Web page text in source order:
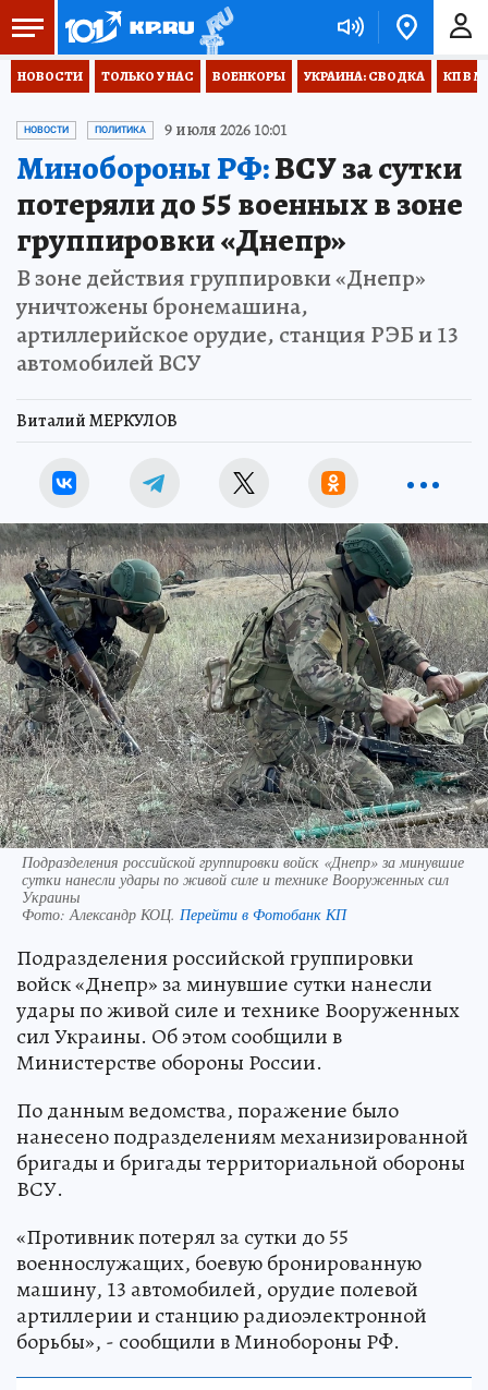
НОВОСТИ ТОЛЬКО У НАС ВОЕНКОРЫ УКРАИНА: СВОДКА КП В
НОВОСТИ ПОЛИТИКА 9 июля 2026 10:01
Минобороны РФ:ВСУ за сутки
потеряли до 55 военных в зоне
группировки «Днепр»
В зоне действия группировки «Днепр»
уничтожены бронемашина,
артиллерийское орудие, станция РЭБ и 13
автомобилей ВСУ
Виталий МЕРКУЛОВ
Подразделения российской группировки войск «Днепр» за минувшие
сутки нанесли удары по живой силе и технике Вооруженных сил
Украины
Фото:Александр КОЦ. Перейти в Фотобанк КП
Подразделения российской группировки
войск «Днепр» за минувшие сутки нанесли
удары по живой силе и технике Вооруженных
сил Украины. Об этом сообщили в
Министерстве обороны России.
По данным ведомства, поражение было
нанесено подразделениям механизированной
бригады и бригады территориальной обороны
ВСУ.
«Противник потерял за сутки до 55
военнослужащих, боевую бронированную
машину, 13 автомобилей, орудие полевой
артиллерии и станцию радиоэлектронной
борьбы», - сообщили в Минобороны РФ.